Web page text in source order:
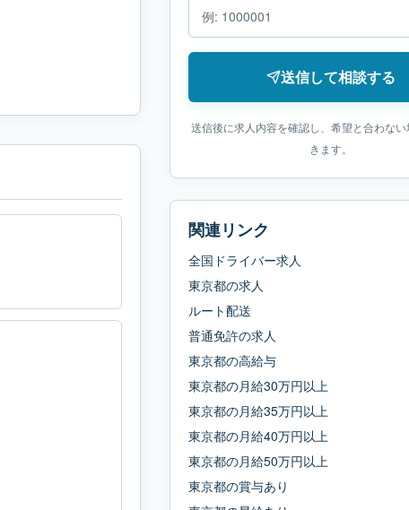
送信して相談する
送信後に求人内容を確認し、希望と合わな
きます。
関連リンク
全国ドライバー求人
東京都の求人
ルート配送
普通免許の求人
東京都の高給与
東京都の月給30万円以上
東京都の月給35万円以上
東京都の月給40万円以上
東京都の月給50万円以上
東京都の賞与あり